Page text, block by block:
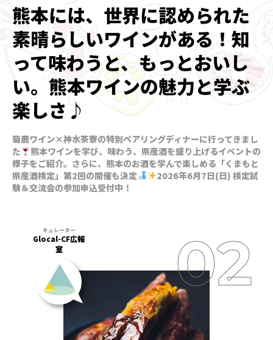
熊本には、世界に認められた
素晴らしいワインがある！知
って味わうと、もっとおいし
い。熊本ワインの魅力と学ぶ
楽しさ♪
菊鹿ワイン×神水茶寮の特別ペアリングディナーに行ってきまし
た
熊本ワインを学び、味わう、県産酒を盛り上げるイベントの
様子をご紹介。さらに、熊本のお酒を学んで楽しめる「くまもと
県産酒検定」第2回の開催も決定
2026年6月7日(日) 検定試
験＆交流会の参加申込受付中！
Glocal-CF広報
室